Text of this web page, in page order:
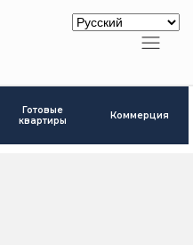
Готовые
квартиры
Коммерция